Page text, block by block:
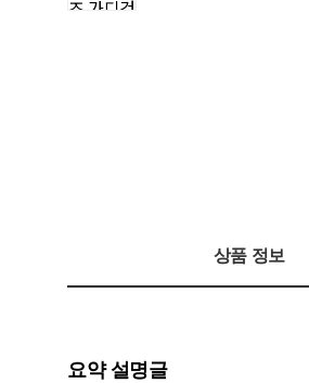
상품 정보
요약 설명글